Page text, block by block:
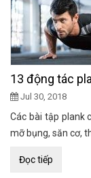
13 động tác
Jul 30, 2018
Các bài tập plank
mỡ bụng, săn cơ,
Đọc tiếp